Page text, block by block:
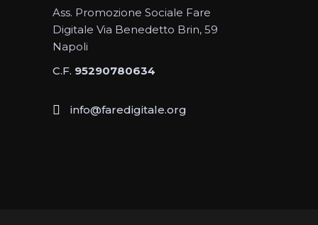
Ass. Promozione Sociale Fare
Digitale Via Benedetto Brin, 59
Napoli
C.F. 95290780634
info@faredigitale.org